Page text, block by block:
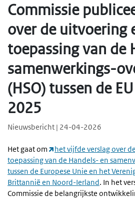
Commissie
over de uitvoering
toepassing van de
samenwerkings-
(HSO) tussen de
2025
Nieuwsbericht | 24-04-2026
Het gaat om
het vijfde verslag over
toepassing van de Handels- en
tussen de Europese Unie en het
Brittannië en Noord-Ierland. In het
Commissie de belangrijkste